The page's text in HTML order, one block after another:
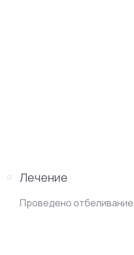
Лечение
Проведено